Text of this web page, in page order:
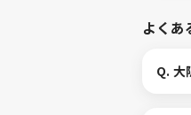
よくあ
Q. 大